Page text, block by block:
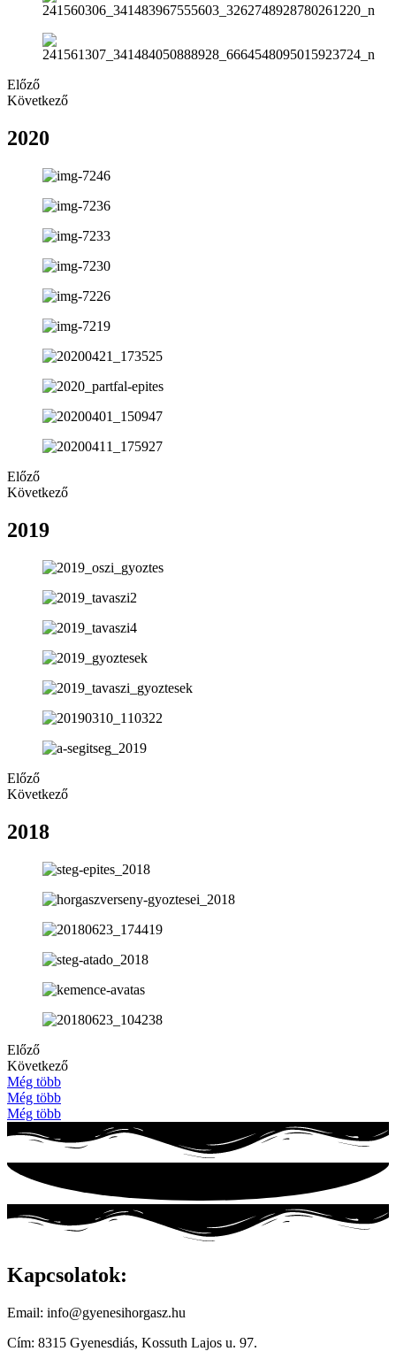
Előző
Következő
2020
Előző
Következő
2019
Előző
Következő
2018
Előző
Következő
Még több
Még több
Még több
Kapcsolatok:
Email: info@gyenesihorgasz.hu
Cím: 8315 Gyenesdiás, Kossuth Lajos u. 97.